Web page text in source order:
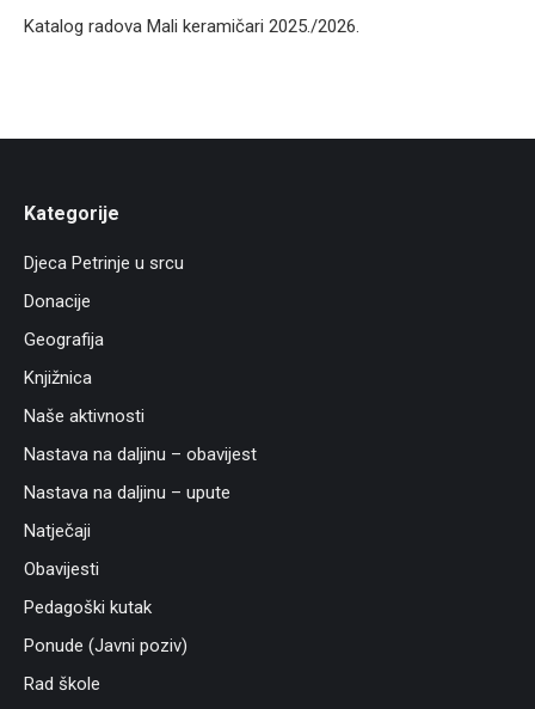
Katalog radova Mali keramičari 2025./2026.
Kategorije
Djeca Petrinje u srcu
Donacije
Geografija
Knjižnica
Naše aktivnosti
Nastava na daljinu – obavijest
Nastava na daljinu – upute
Natječaji
Obavijesti
Pedagoški kutak
Ponude (Javni poziv)
Rad škole